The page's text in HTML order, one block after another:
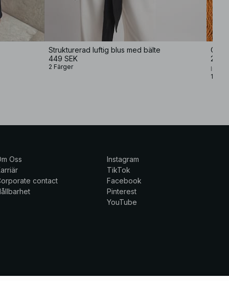
Strukturerad luftig blus med bälte
449 SEK
2 Färger
Ines
1 Färg
Oss
contact
Instagram
TikTok
Facebook
Pinterest
YouTube